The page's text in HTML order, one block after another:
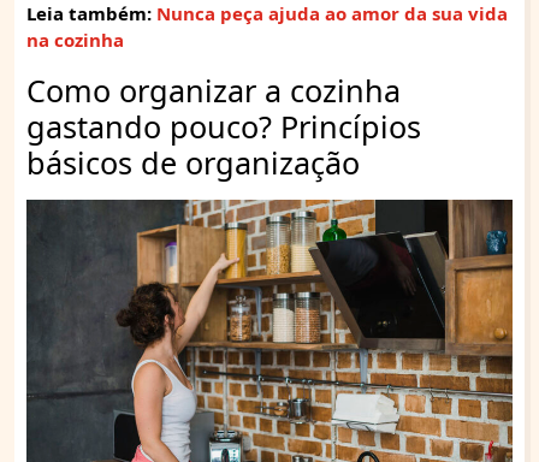
Leia também: Nunca peça ajuda ao amor da sua vida
na cozinha
Como organizar a cozinha
gastando pouco? Princípios
básicos de organização